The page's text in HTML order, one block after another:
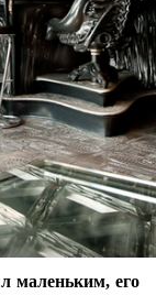
маленьким, его